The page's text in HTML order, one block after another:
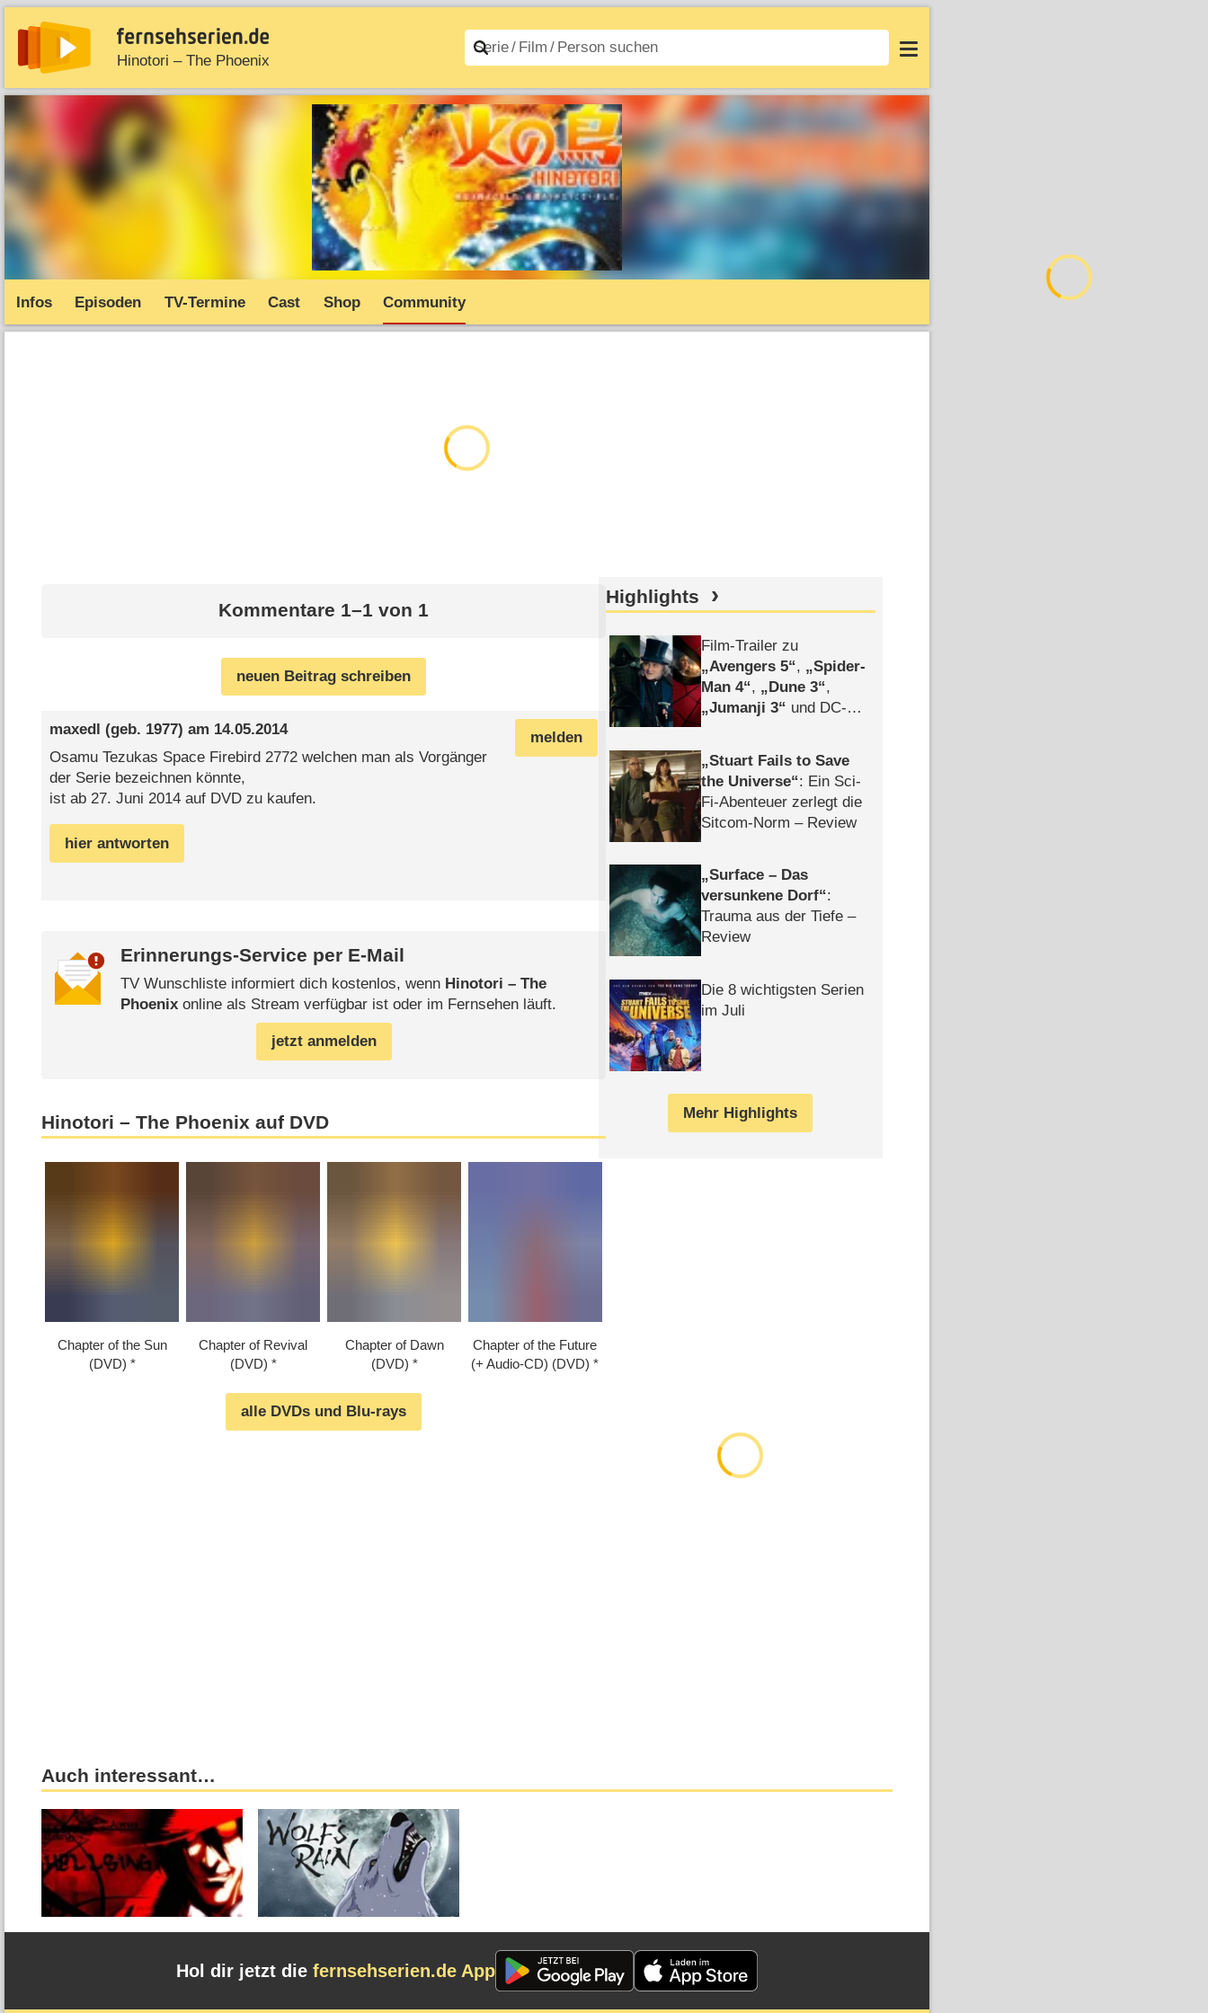
Hinotori – The Phoenix
News Entdecken Streaming Filme A–Z Login
Infos Episoden TV-Termine Cast Shop Community
Kommentare 1–1 von 1
neuen Beitrag schreiben
melden
maxedl (geb. 1977) am 14.05.2014
Osamu Tezukas Space Firebird 2772 welchen man als Vorgänger
der Serie bezeichnen könnte,
ist ab 27. Juni 2014 auf DVD zu kaufen.
hier antworten
Erinnerungs-Service per E-Mail
TV Wunschliste informiert dich kostenlos, wenn Hinotori – The
Phoenixonline als Stream verfügbar ist oder im Fernsehen läuft.
jetzt anmelden
Hinotori – The Phoenix auf DVD
Chapter of the Sun
(DVD)
Chapter of Revival
(DVD)
Chapter of Dawn
(DVD)
Chapter of the Future
(+ Audio-CD) (DVD)
alle DVDs und Blu-rays
Highlights
Film-Trailer zu
Avengers 5 ,
Spider-
Man 4 , Dune 3 ,
Jumanji 3
und DC-
Stuart Fails to Save
the Universe : Ein Sci-
Fi-Abenteuer zerlegt die
Sitcom-Norm – Review
Surface – Das
versunkene Dorf :
Trauma aus der Tiefe –
Review
Die 8 wichtigsten Serien
im Juli
Mehr Highlights
Auch interessant…
Hol dir jetzt die fernsehserien.de App